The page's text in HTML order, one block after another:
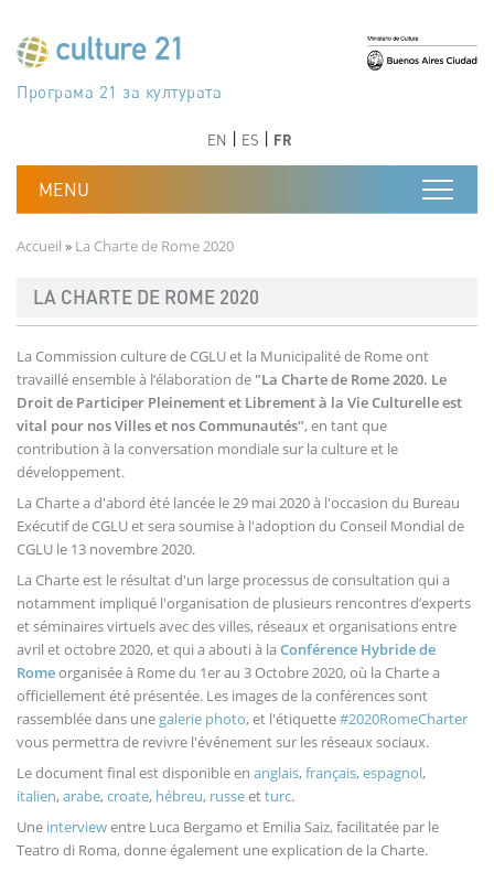
جدول أعمال القرن 21 للثقافة
Програма 21 за културата
Agenda 21 de la cultura
Agjenda 21 për kulturë
Agenda 21 van cultuur
Agenda 21 for culture
Kulturaren Agenda 21
Agenda 21 de la culture
Axenda 21 da cultura
Agenda 21 für Kultur
Agenda 21 della cultura
文化のためのアジェンダ21
دستورکار 21 برای فرهنگ
Agenda 21 dla kultury
Agenda 21 da cultura
Повестка дня 21 для культуры
Agenda 21 za kulturu
Agenda 21 de la cultura
Agenda 21 för kulturen
Kültür için Gündem 21
Порядок денний 21 для культури
EN ES FR
Fil d'Ariane
Accueil La Charte de Rome 2020
LA CHARTE DE ROME 2020
La Commission culture de CGLU et la Municipalité de Rome ont
travaillé ensemble à l’élaboration de "La Charte de Rome 2020. Le
Droit de Participer Pleinement et Librement à la Vie Culturelle est
vital pour nos Villes et nos Communautés", en tant que
contribution à la conversation mondiale sur la culture et le
développement.
La Charte a d'abord été lancée le 29 mai 2020 à l'occasion du Bureau
Exécutif de CGLU et sera soumise à l'adoption du Conseil Mondial de
CGLU le 13 novembre 2020.
La Charte est le résultat d'un large processus de consultation qui a
notamment impliqué l'organisation de plusieurs rencontres d’experts
et séminaires virtuels avec des villes, réseaux et organisations entre
avril et octobre 2020, et qui a abouti à la Conférence Hybride de
Romeorganisée à Rome du 1er au 3 Octobre 2020, où la Charte a
officiellement été présentée. Les images de la conférences sont
rassemblée dans une galerie photo, et l'étiquette#2020RomeCharter
vous permettra de revivre l'événement sur les réseaux sociaux.
Le document final est disponible en anglais,français,espagnol,
italien,arabe,croate, hébreu, russeetturc.
Une interviewentre Luca Bergamo et Emilia Saiz, facilitatée par le
Teatro di Roma, donne également une explication de la Charte.